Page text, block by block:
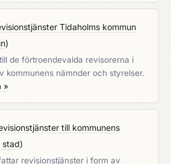
Tidaholms kommun
)
de förtroendevalda revisorerna i
kommunens nämnder och styrelser.
»
till kommunens
stad)
revisionstjänster i form av